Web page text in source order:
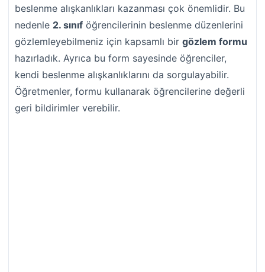
beslenme alışkanlıkları kazanması çok önemlidir. Bu
nedenle 2. sınıf öğrencilerinin beslenme düzenlerini
gözlemleyebilmeniz için kapsamlı bir gözlem formu
hazırladık. Ayrıca bu form sayesinde öğrenciler,
kendi beslenme alışkanlıklarını da sorgulayabilir.
Öğretmenler, formu kullanarak öğrencilerine değerli
geri bildirimler verebilir.